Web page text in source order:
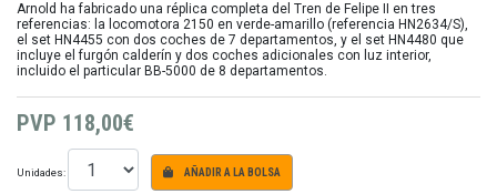
Arnold ha fabricado una réplica completa del Tren de Felipe II en tres
referencias: la locomotora 2150 en verde-amarillo (referencia HN2634/S),
el set HN4455 con dos coches de 7 departamentos, y el set HN4480 que
incluye el furgón calderín y dos coches adicionales con luz interior,
incluido el particular BB-5000 de 8 departamentos.
PVP 118,00€
Unidades: AÑADIR A LA BOLSA